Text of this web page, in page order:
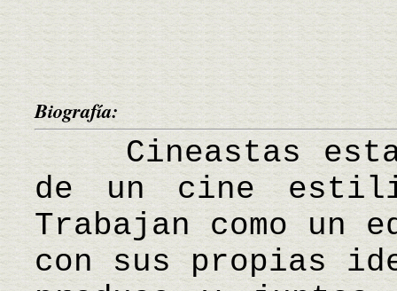
Biografía:
Cineastas
de un cine
Trabajan como un
con sus propias